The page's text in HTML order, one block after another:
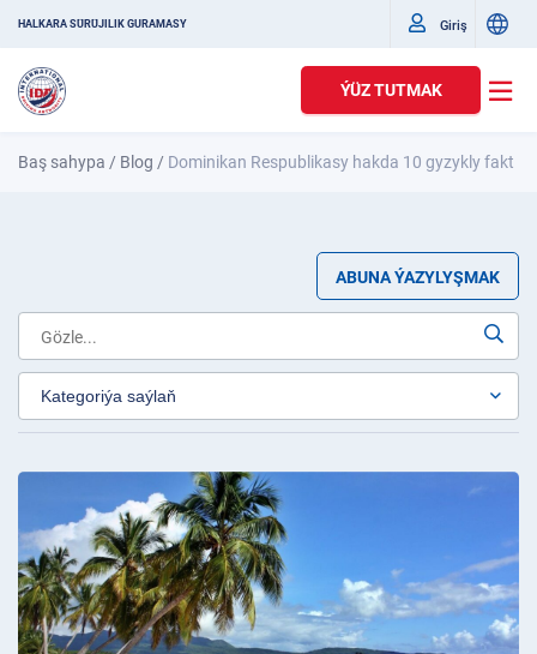
HALKARA SÜRÜJILIK GURAMASY Giriş
ÝÜZ TUTMAK
Baş sahypa / Blog / Dominikan Respublikasy hakda 10 gyzykly fakt
ABUNA ÝAZYLYŞMAK